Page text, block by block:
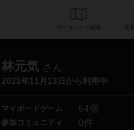
データベース
林元気 さん
2021年11月13日から利用中
マイボードゲーム 64個
参加コミュニティ 0件